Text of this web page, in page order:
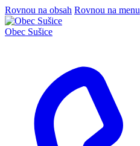
Rovnou na obsah Rovnou na menu
Obec Sušice